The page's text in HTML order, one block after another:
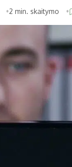
2 min. skaitymo